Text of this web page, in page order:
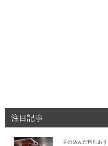
注目記事
手の込んだ料理お